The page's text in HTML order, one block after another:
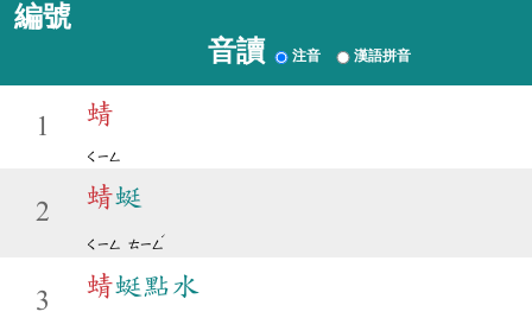
編號
音讀 注音 漢語拼音
1 蜻
ㄑㄧㄥ
2
蜻蜓
ㄑㄧㄥ ㄊㄧㄥ
ˊ
3
蜻蜓點水